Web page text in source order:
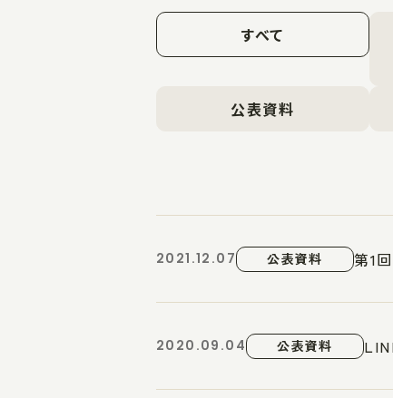
すべて
公表資料
2021.12.07 公表資料 第1
2020.09.04 公表資料